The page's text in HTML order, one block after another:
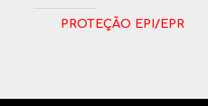
Proteção EPI/EPR